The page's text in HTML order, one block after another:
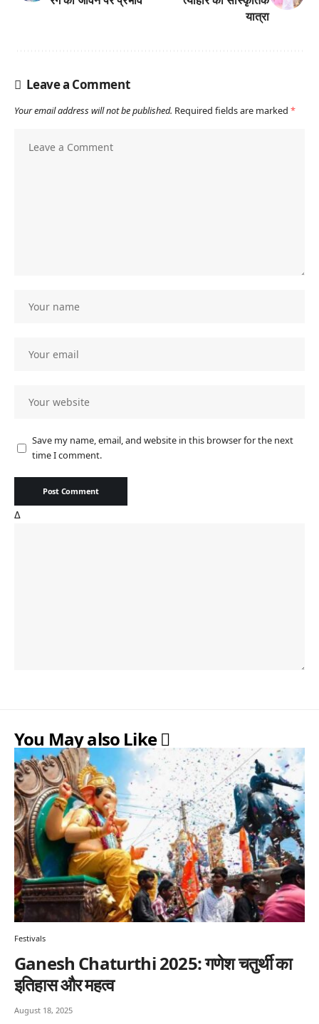
यात्रा
Leave a Comment
Your email address will not be published. Required fields are marked *
Save my name, email, and website in this browser for the next
time I comment.
Δ
You May also Like
Festivals
Ganesh Chaturthi 2025: गणेश चतुर्थी का
इतिहास और महत्व
August 18, 2025